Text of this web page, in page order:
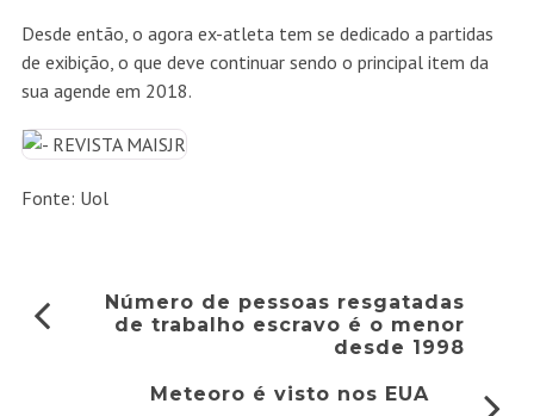
Desde então, o agora ex-atleta tem se dedicado a partidas
de exibição, o que deve continuar sendo o principal item da
sua agende em 2018.
Fonte: Uol
Número de pessoas resgatadas
de trabalho escravo é o menor
desde 1998
Meteoro é visto nos EUA